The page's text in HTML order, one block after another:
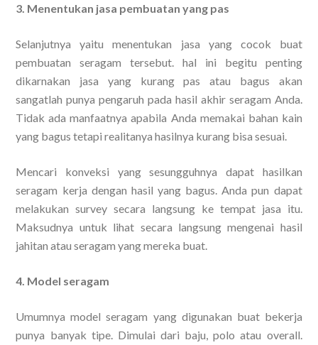
3. Menentukan jasa pembuatan yang pas
Selanjutnya yaitu menentukan jasa yang cocok buat
pembuatan seragam tersebut. hal ini begitu penting
dikarnakan jasa yang kurang pas atau bagus akan
sangatlah punya pengaruh pada hasil akhir seragam Anda.
Tidak ada manfaatnya apabila Anda memakai bahan kain
yang bagus tetapi realitanya hasilnya kurang bisa sesuai.
Mencari konveksi yang sesungguhnya dapat hasilkan
seragam kerja dengan hasil yang bagus. Anda pun dapat
melakukan survey secara langsung ke tempat jasa itu.
Maksudnya untuk lihat secara langsung mengenai hasil
jahitan atau seragam yang mereka buat.
4. Model seragam
Umumnya model seragam yang digunakan buat bekerja
punya banyak tipe. Dimulai dari baju, polo atau overall.